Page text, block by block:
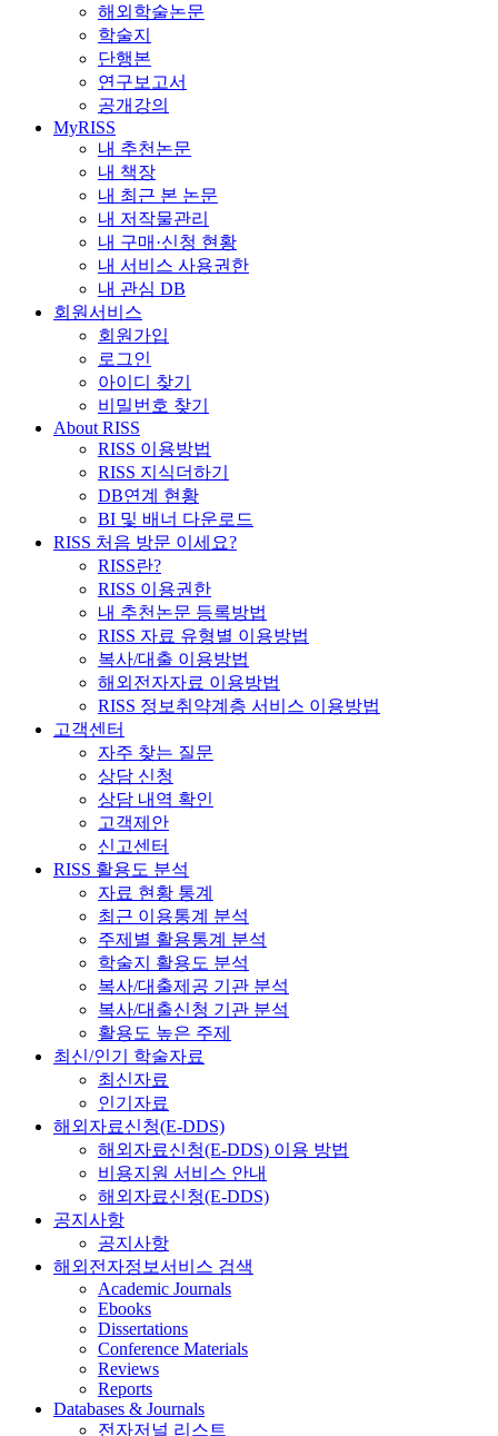
해외학술논문
학술지
단행본
연구보고서
공개강의
MyRISS
내 추천논문
내 책장
내 최근 본 논문
내 저작물관리
내 구매·신청 현황
내 서비스 사용권한
내 관심 DB
회원서비스
회원가입
로그인
아이디 찾기
비밀번호 찾기
About RISS
RISS 이용방법
RISS 지식더하기
DB연계 현황
BI 및 배너 다운로드
RISS 처음 방문 이세요?
RISS란?
RISS 이용권한
내 추천논문 등록방법
RISS 자료 유형별 이용방법
복사/대출 이용방법
해외전자자료 이용방법
RISS 정보취약계층 서비스 이용방법
고객센터
자주 찾는 질문
상담 신청
상담 내역 확인
고객제안
신고센터
RISS 활용도 분석
자료 현황 통계
최근 이용통계 분석
주제별 활용통계 분석
학술지 활용도 분석
복사/대출제공 기관 분석
복사/대출신청 기관 분석
활용도 높은 주제
최신/인기 학술자료
최신자료
인기자료
해외자료신청(E-DDS)
해외자료신청(E-DDS) 이용 방법
비용지원 서비스 안내
해외자료신청(E-DDS)
공지사항
공지사항
해외전자정보서비스 검색
Academic Journals
Ebooks
Dissertations
Conference Materials
Reviews
Reports
Databases & Journals
전자저널 리스트